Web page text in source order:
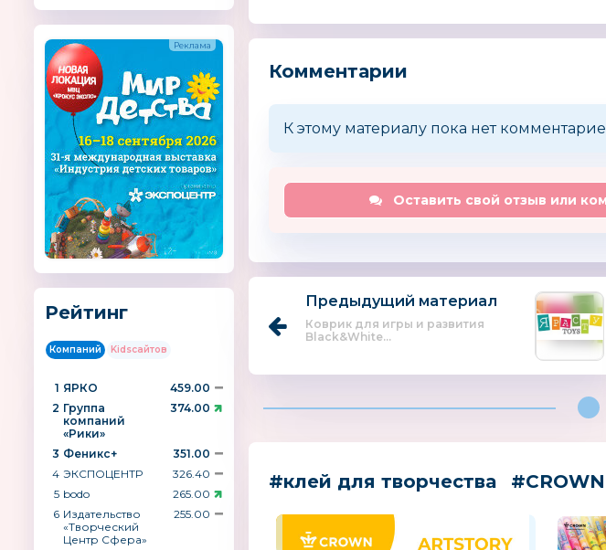
Рейтинг
Компаний Kidsсайтов
1 ЯРКО
459.00
2 Группа
компаний
«Рики»
374.00
3 Феникс+
351.00
4 ЭКСПОЦЕНТР
326.40
5 bodo
265.00
6 Издательство
«Творческий
Центр Сфера»
255.00
Комментарии
К этому материалу пока нет
Оставить свой отзыв или
Предыдущий материал
Коврик для игры и развития
Black&White...
#клей для творчества #CROWN